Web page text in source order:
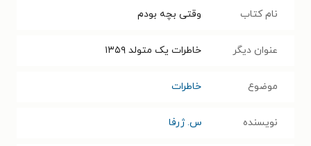
نام کتاب وقتی بچه بودم
عنوان دیگر خاطرات یک متولد ۱۳۵۹
موضوع خاطرات
نویسنده س. ژرفا